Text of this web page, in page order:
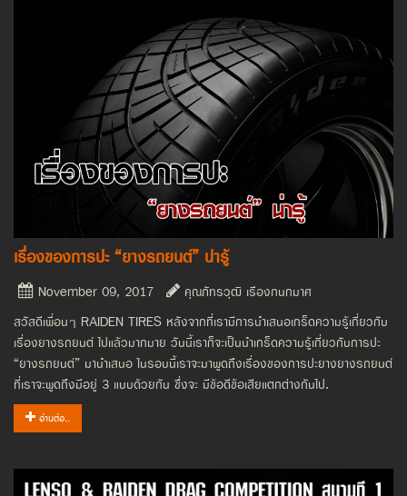
เรื่องของการปะ “ยางรถยนต์” น่ารู้
November 09, 2017
คุณภัทรวุฒิ เรืองกนกมาศ
สวัสดีเพื่อนๆ RAIDEN TIRES หลังจากที่เรามีการนำเสนอเกร็ดความรู้เกี่ยวกับ
เรื่องยางรถยนต์ ไปแล้วมากมาย วันนี้เราก็จะเป็นนำเกร็ดความรู้เกี่ยวกับการปะ
“ยางรถยนต์” มานำเสนอ ในรอบนี้เราจะมาพูดถึงเรื่องของการปะยางยางรถยนต์
ที่เราจะพูดถึงมีอยู่ 3 แบบด้วยกัน ซึ่งจะ มีข้อดีข้อเสียแตกต่างกันไป.
อ่านต่อ..